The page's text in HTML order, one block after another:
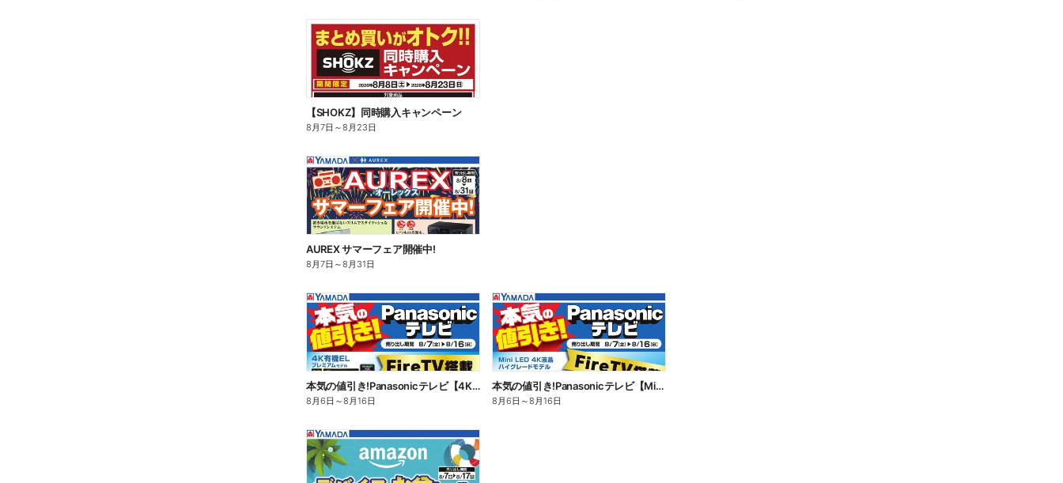
【SHOKZ】同時購入キャンペーン
8月7日 ～8月23日
AUREX サマーフェア開催中!
8月7日 ～8月31日
本気の値引き!Panasonicテレビ【4K有機EL】
8月6日 ～8月16日
本気の値引き!Panasonicテレビ【Mini LED 4K液晶】
8月6日 ～8月16日